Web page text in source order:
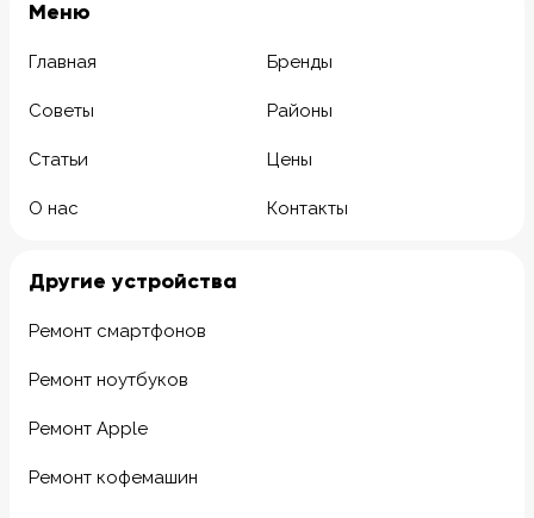
Meню
Главная Бренды
Советы Районы
Статьи Цены
О нас Контакты
Другие устройства
Ремонт смартфонов
Ремонт ноутбуков
Ремонт Apple
Ремонт кофемашин